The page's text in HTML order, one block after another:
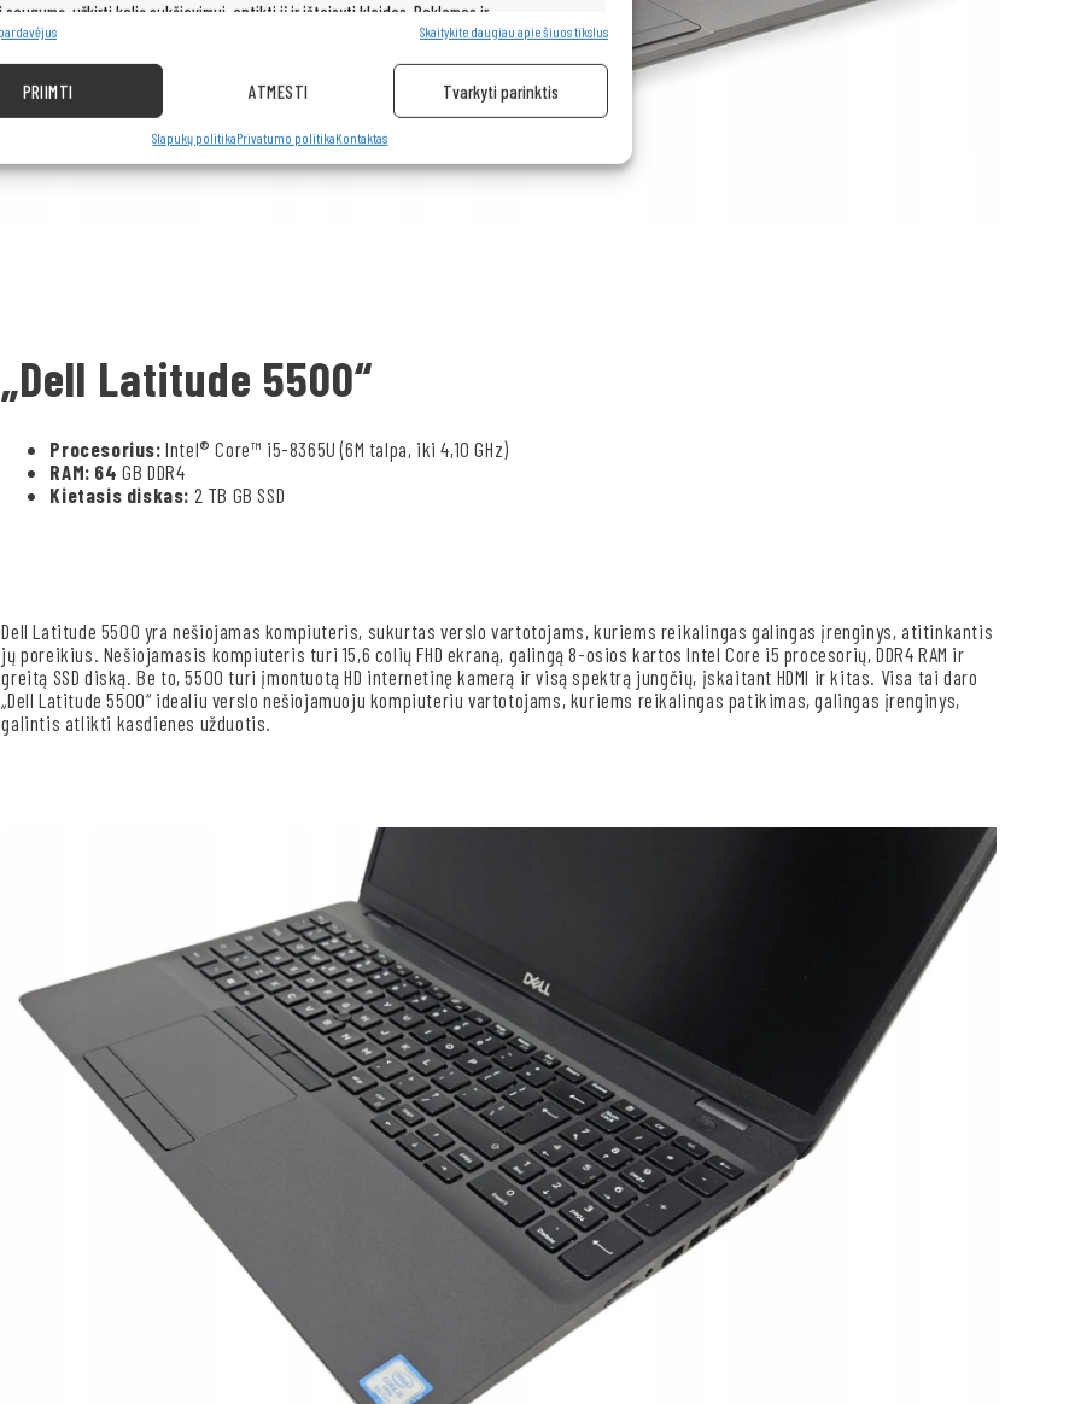
saugumą, užkirti kelią sukčiavimui, aptikti jį ir ištaisyti klaidas, Reklamos ir
ir pateikimas.
Skaitykite daugiau apie šiuos tikslus
PRIIMTI ATMESTI Tvarkyti parinktis
Slapukų politikaPrivatumo politikaKontaktas
„Dell Latitude 5500“
Procesorius: Intel® Core™ i5-8365U (6M talpa, iki 4,10 GHz)
RAM: 64GB DDR4
Kietasis diskas: 2 TB GB SSD
Dell Latitude 5500 yra nešiojamas kompiuteris, sukurtas verslo vartotojams, kuriems reikalingas galingas įrenginys, atitinkantis
jų poreikius. Nešiojamasis kompiuteris turi 15,6 colių FHD ekraną, galingą 8-osios kartos Intel Core i5 procesorių, DDR4 RAM ir
greitą SSD diską. Be to, 5500 turi įmontuotą HD internetinę kamerą ir visą spektrą jungčių, įskaitant HDMI ir kitas. Visa tai daro
„Dell Latitude 5500“ idealiu verslo nešiojamuoju kompiuteriu vartotojams, kuriems reikalingas patikimas, galingas įrenginys,
galintis atlikti kasdienes užduotis.